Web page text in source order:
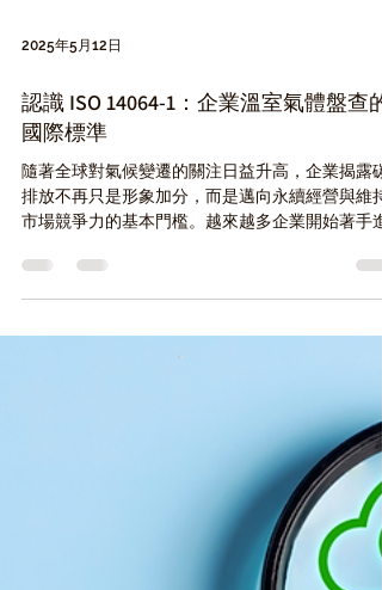
2025年5月12日
認識 ISO 14064-1：企業溫室氣體盤查的
排放不再只是形象加分，而是邁向永續經營與維持
市場競爭力的基本門檻。越來越多企業開始著手進
行溫室氣體盤查，作為邁向低碳轉型的重要起點。
本文將帶您了解 ISO 14064-1:2018 的核心內容與
新修訂重點，協助企業掌握碳盤查的國際趨勢，並
認識其在法規因應與策略管理上的實務應用。